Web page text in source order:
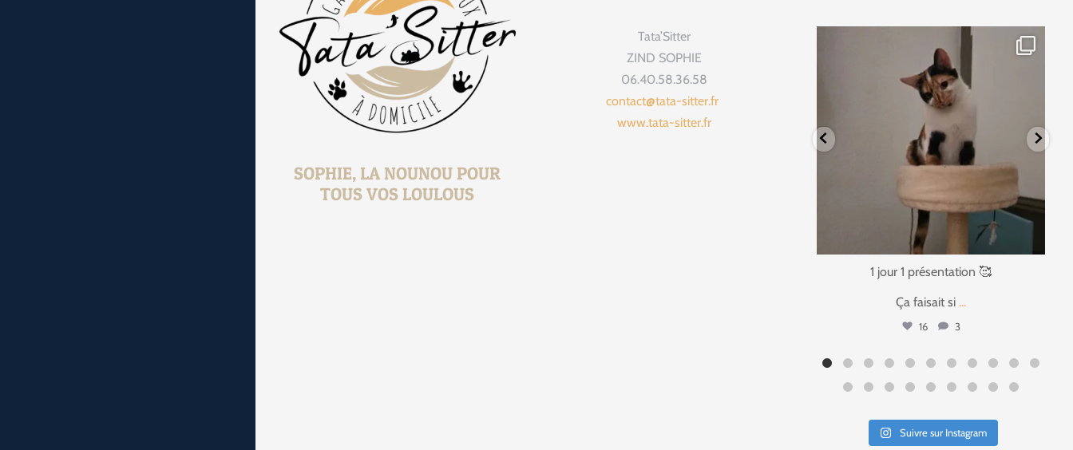
SOPHIE, LA NOUNOU POUR
TOUS VOS LOULOUS
Tata’Sitter
ZIND SOPHIE
06.40.58.36.58
contact@tata-sitter.fr
www.tata-sitter.fr
tata_sitter
Août 2
Jan 15
1 jour 1 présentation 🥰
Bonjour à tous,
37 4
Suivre sur Instagram